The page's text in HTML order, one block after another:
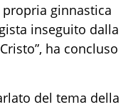
ginnastica
inseguito dalla
ha concluso
del tema della